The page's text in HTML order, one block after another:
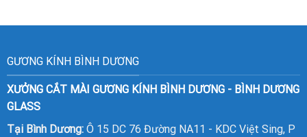
GƯƠNG KÍNH BÌNH DƯƠNG
XƯỞNG CẮT MÀI GƯƠNG KÍNH BÌNH DƯƠNG - BÌNH DƯƠNG
GLASS
Tại Bình Dương:Ô 15 DC 76 Đường NA11 - KDC Việt Sing, P